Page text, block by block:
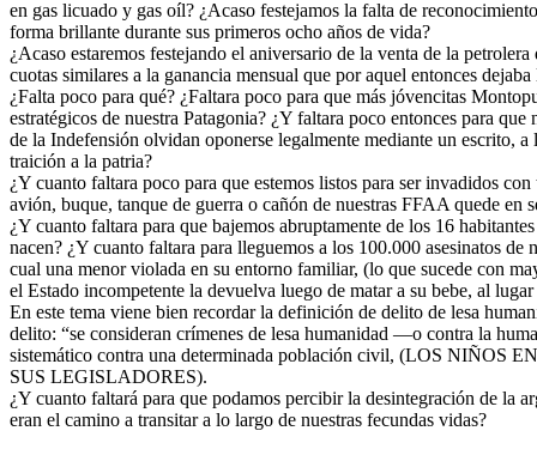
en gas licuado y gas oíl? ¿Acaso festejamos la falta de
forma brillante durante sus primeros ocho años de vida?
¿Acaso estaremos festejando el aniversario de la venta de la
cuotas similares a la ganancia mensual que por aquel entonces
¿Falta poco para qué? ¿Faltara poco para que más jóvencitas
estratégicos de nuestra Patagonia? ¿Y faltara poco entonces para
de la Indefensión olvidan oponerse legalmente mediante un escrito,
traición a la patria?
¿Y cuanto faltara poco para que estemos listos para ser invadidos
avión, buque, tanque de guerra o cañón de nuestras FFAA quede en
¿Y cuanto faltara para que bajemos abruptamente de los 16
nacen? ¿Y cuanto faltara para lleguemos a los 100.000 asesinatos
cual una menor violada en su entorno familiar, (lo que sucede con
el Estado incompetente la devuelva luego de matar a su bebe, al
En este tema viene bien recordar la definición de delito de lesa
delito: “se consideran crímenes de lesa humanidad —o contra la
sistemático contra una determinada población civil, (LOS NIÑOS
SUS LEGISLADORES).
¿Y cuanto faltará para que podamos percibir la desintegración de la
eran el camino a transitar a lo largo de nuestras fecundas vidas?